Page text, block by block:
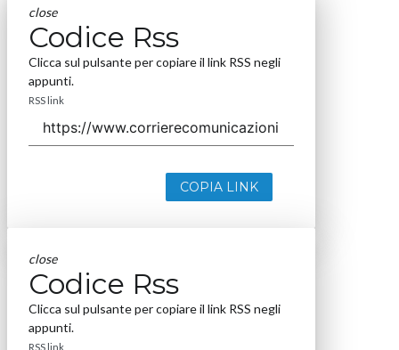
close
Codice Rss
Clicca sul pulsante per copiare il link RSS negli
appunti.
RSS link
COPIA LINK
close
Codice Rss
Clicca sul pulsante per copiare il link RSS negli
appunti.
RSS link